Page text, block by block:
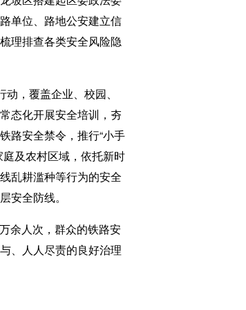
单位、路地公安建立信
理排查各类安全风险隐
，覆盖企业、校园、
态化开展安全培训，夯
路安全禁令，推行“小手
及农村区域，依托新时
乱耕滥种等行为的安全
安全防线。
余人次，群众的铁路安
、人人尽责的良好治理